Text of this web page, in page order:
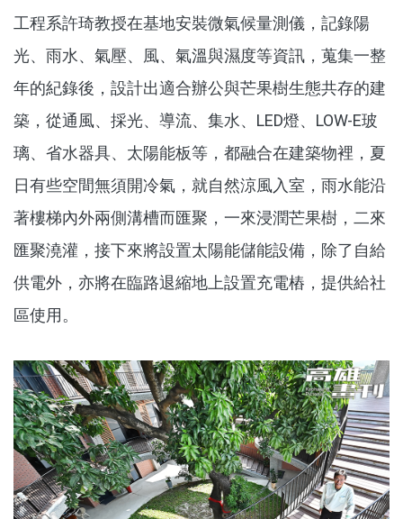
工程系許琦教授在基地安裝微氣候量測儀，記錄陽
光、雨水、氣壓、風、氣溫與濕度等資訊，蒐集一整
年的紀錄後，設計出適合辦公與芒果樹生態共存的建
築，從通風、採光、導流、集水、 LED燈、 LOW-E玻
璃、省水器具、太陽能板等，都融合在建築物裡，夏
日有些空間無須開冷氣，就自然涼風入室，雨水能沿
著樓梯內外兩側溝槽而匯聚，一來浸潤芒果樹，二來
匯聚澆灌，接下來將設置太陽能儲能設備，除了自給
供電外，亦將在臨路退縮地上設置充電樁，提供給社
區使用。